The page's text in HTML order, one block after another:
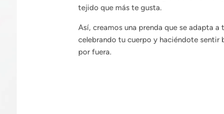
tejido que más te gusta.
Así, creamos una prenda que se adapta a
celebrando tu cuerpo y haciéndote sentir
por fuera.